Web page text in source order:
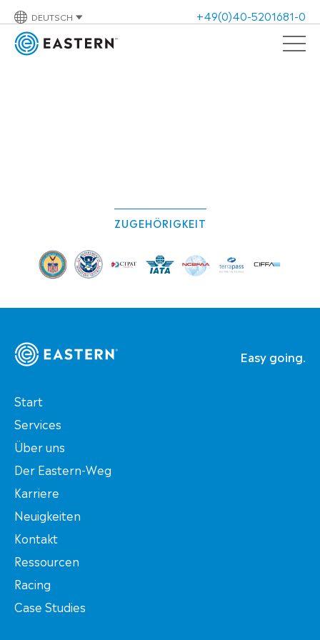
DEUTSCH +49(0)40-5201681-0
ZUGEHÖRIGKEIT
Easy going.
Start
Services
Über uns
Der Eastern-Weg
Karriere
Neuigkeiten
Kontakt
Ressourcen
Racing
Case Studies